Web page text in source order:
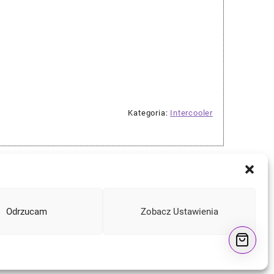
Odrzucam Zobacz Ustawienia
Kategoria: Intercooler
Instagram
Facebook
YouTube
Mail